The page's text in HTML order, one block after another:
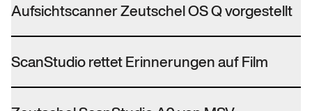
Aufsichtscanner Zeutschel OS Q vorgestellt
ScanStudio rettet Erinnerungen auf Film